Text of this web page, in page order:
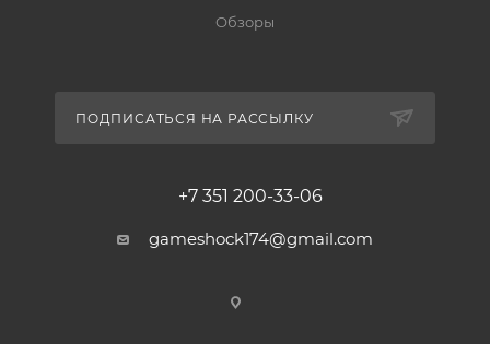
Обзоры
ПОДПИСАТЬСЯ НА РАССЫЛКУ
+7 351 200-33-06
gameshock174@gmail.com